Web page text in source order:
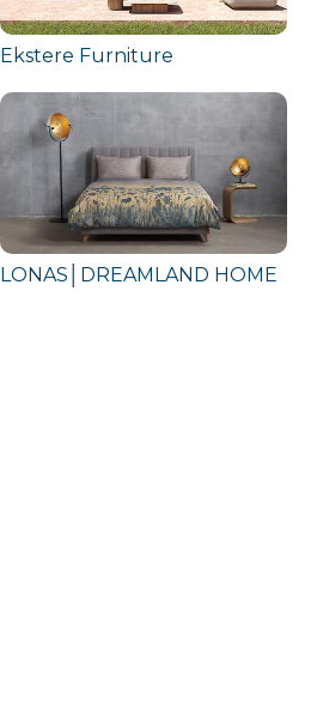
Ekstere Furniture
LONAS│DREAMLAND HOME